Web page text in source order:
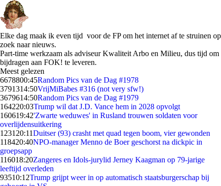
Elke dag maak ik even tijd voor de FP om het internet af te struinen op
zoek naar nieuws.
Part-time werkzaam als adviseur Kwaliteit Arbo en Milieu, dus tijd om
bijdragen aan FOK! te leveren.
Meest gelezen
6678800:45Random Pics van de Dag #1978
3791314:50VrijMiBabes #316 (not very sfw!)
3679614:50Random Pics van de Dag #1979
164220:03Trump wil dat J.D. Vance hem in 2028 opvolgt
160619:42'Zwarte weduwes' in Rusland trouwen soldaten voor
overlijdensuitkering
1231 20:11Duitser (93) crasht met quad tegen boom, vier gewonden
118420:40NPO-manager Menno de Boer geschorst na dickpic in
groepsapp
116018:20Zangeres en Idols-jurylid Jerney Kaagman op 79-jarige
leeftijd overleden
93510:12Trump grijpt weer in op automatisch staatsburgerschap bij